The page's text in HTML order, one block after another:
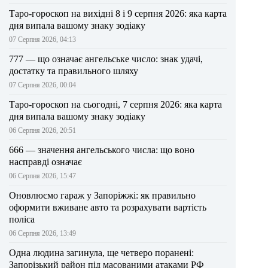
Таро-гороскоп на вихідні 8 і 9 серпня 2026: яка карта
дня випала вашому знаку зодіаку
07 Серпня 2026, 04:13
777 — що означає ангельське число: знак удачі,
достатку та правильного шляху
07 Серпня 2026, 00:04
Таро-гороскоп на сьогодні, 7 серпня 2026: яка карта
дня випала вашому знаку зодіаку
06 Серпня 2026, 20:51
666 — значення ангельського числа: що воно
насправді означає
06 Серпня 2026, 15:47
Оновлюємо гараж у Запоріжжі: як правильно
оформити вживане авто та розрахувати вартість
поліса
06 Серпня 2026, 13:49
Одна людина загинула, ще четверо поранені:
Запорізький район під масованими атаками РФ